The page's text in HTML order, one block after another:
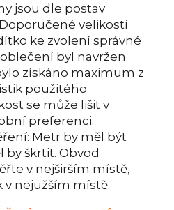
jsou dle postav
velikosti
ke zvolení správné
byl navržen
získáno maximum z
použitého
se může lišit v
preferenci.
Metr by měl být
by škrtit. Obvod
v nejširším místě,
v nejužším místě.